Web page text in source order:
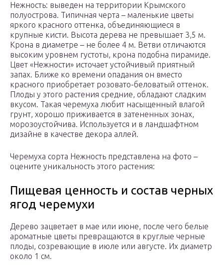
Нежность: выведен на территории Крымского
полуострова. Типичная черта – маленькие цветы
яркого красного оттенка, объединяющиеся в
крупные кисти. Высота дерева не превышает 3,5 м.
Крона в диаметре – не более 4 м. Ветви отличаются
высоким уровнем густоты, крона подобна пирамиде.
Цвет «Нежности» источает устойчивый приятный
запах. Ближе ко времени опадания он вместо
красного приобретает розовато-беловатый оттенок.
Плоды у этого растения средние, обладают сладким
вкусом. Такая черемуха любит насыщенный влагой
грунт, хорошо приживается в затененных зонах,
морозоустойчива. Используется и в ландшафтном
дизайне в качестве декора аллей.
Черемуха сорта Нежность представлена на фото –
оцените уникальность этого растения:
Пищевая ценность и состав черных
ягод черемухи
Дерево зацветает в мае или июне, после чего белые
ароматные цветы превращаются в круглые черные
плоды, созревающие в июле или августе. Их диаметр
около 1 см.